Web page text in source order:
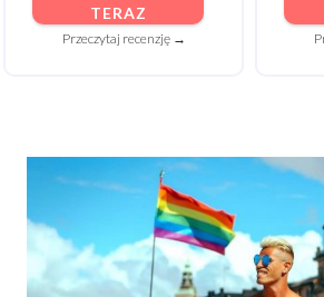
TERAZ
Przeczytaj recenzję →